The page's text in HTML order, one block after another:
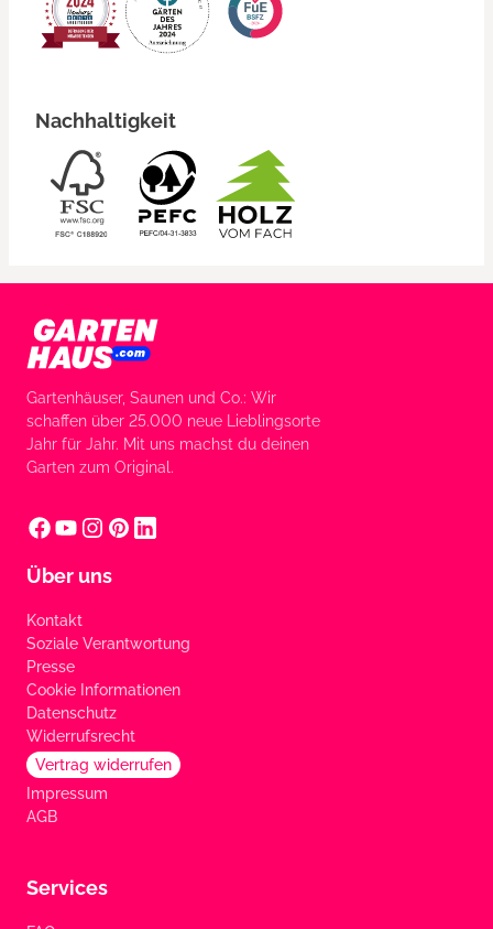
Nachhaltigkeit
Gartenhäuser, Saunen und Co.: Wir
schaffen über 25.000 neue Lieblingsorte
Jahr für Jahr. Mit uns machst du deinen
Garten zum Original.
Über uns
Kontakt
Soziale Verantwortung
Presse
Cookie Informationen
Datenschutz
Widerrufsrecht
Vertrag widerrufen
Impressum
AGB
Services